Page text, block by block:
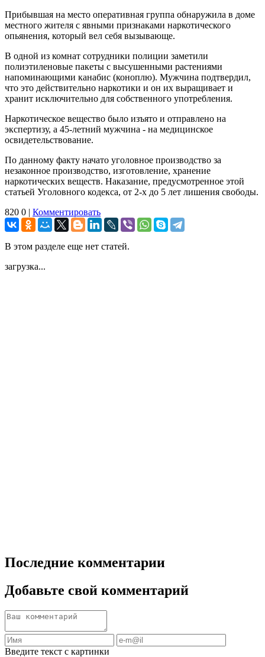
Прибывшая на место оперативная группа обнаружила в доме
местного жителя с явными признаками наркотического
опьянения, который вел себя вызывающе.
В одной из комнат сотрудники полиции заметили
полиэтиленовые пакеты с высушенными растениями
напоминающими канабис (коноплю). Мужчина подтвердил,
что это действительно наркотики и он их выращивает и
хранит исключительно для собственного употребления.
Наркотическое вещество было изъято и отправлено на
экспертизу, а 45-летний мужчина - на медицинское
освидетельствование.
По данному факту начато уголовное производство за
незаконное производство, изготовление, хранение
наркотических веществ. Наказание, предусмотренное этой
статьей Уголовного кодекса, от 2-х до 5 лет лишения свободы.
820 0 | Комментировать
В этом разделе еще нет статей.
загрузка...
Последние комментарии
Добавьте свой комментарий
Введите текст с картинки